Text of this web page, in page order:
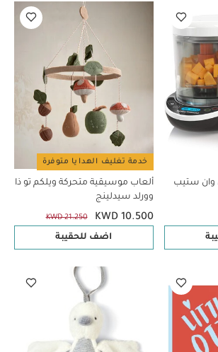
وان ستيب
خدمة تغليف الهدايا متوفرة
ألعاب موسيقية متحركة ويلكم تو ذا
وورلد سيدلينج
KWD 10.500
KWD 21.250
اضف للحقيبة